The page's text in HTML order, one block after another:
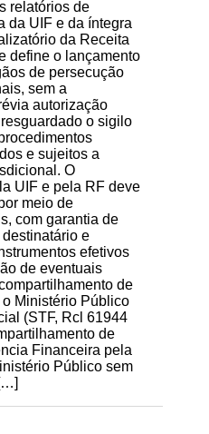
relatórios de
da UIF e da íntegra
da Receita
define o lançamento
de persecução
sem a
autorização
o sigilo
e sujeitos a
O
UIF e pela RF deve
meio de
com garantia de
e
efetivos
de eventuais
de
Ministério Público
(STF, Rcl 61944
de
Financeira pela
Público sem